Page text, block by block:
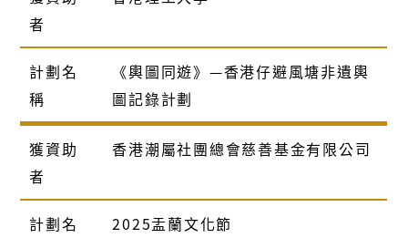
者
計劃名
稱
《輿圖同遊》—香港仔避風塘非遺輿
圖記錄計劃
獲資助
者
香港潮屬社團總會慈善基金有限公司
計劃名
2025盂蘭文化節